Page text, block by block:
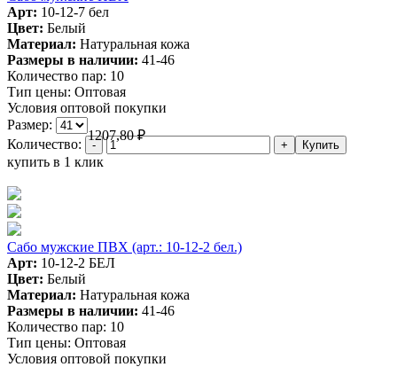
Арт: 10-12-7 бел
Цвет: Белый
Материал: Натуральная кожа
Размеры в наличии: 41-46
Количество пар: 10
Тип цены: Оптовая
Условия оптовой покупки
Размер:
1207,80₽
Количество:
купить в 1 клик
Сабо мужские ПВХ (арт.: 10-12-2 бел.)
Арт: 10-12-2 БЕЛ
Цвет: Белый
Материал: Натуральная кожа
Размеры в наличии: 41-46
Количество пар: 10
Тип цены: Оптовая
Условия оптовой покупки